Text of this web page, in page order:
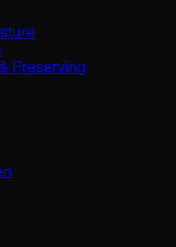
Preserving